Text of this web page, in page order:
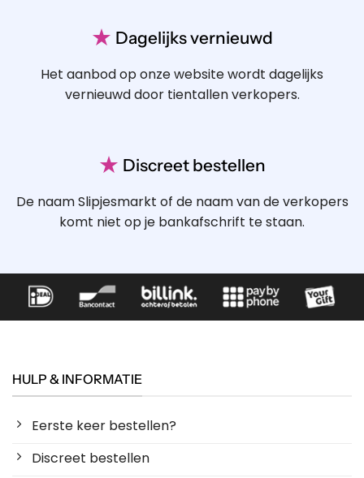
★ Dagelijks vernieuwd
Het aanbod op onze website wordt dagelijks
vernieuwd door tientallen verkopers.
★ Discreet bestellen
De naam Slipjesmarkt of de naam van de verkopers
komt niet op je bankafschrift te staan.
HULP & INFORMATIE
Eerste keer bestellen?
Discreet bestellen